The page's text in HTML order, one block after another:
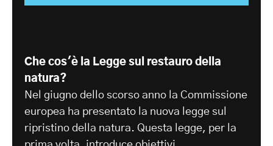
Che cos'è la Legge sul restauro della
natura?
Nel giugno dello scorso anno la Commissione
europea ha presentato la nuova legge sul
ripristino della natura. Questa legge, per la